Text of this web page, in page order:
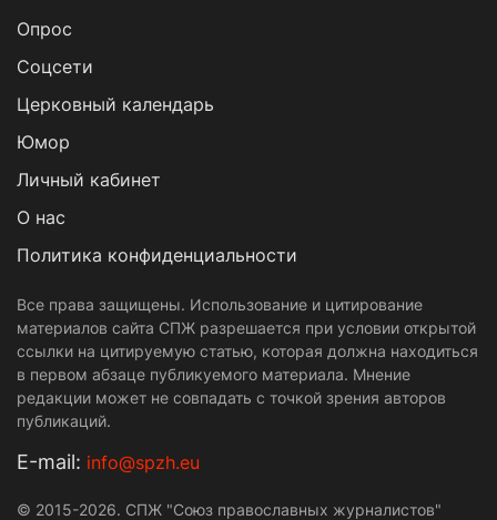
Опрос
Cоцсети
Церковный календарь
Юмор
Личный кабинет
О нас
Политика конфиденциальности
Все права защищены. Использование и цитирование
материалов сайта СПЖ разрешается при условии открытой
ссылки на цитируемую статью, которая должна находиться
в первом абзаце публикуемого материала. Мнение
редакции может не совпадать с точкой зрения авторов
публикаций.
Е-mail: info@spzh.eu
© 2015-2026. СПЖ "Союз православных журналистов"